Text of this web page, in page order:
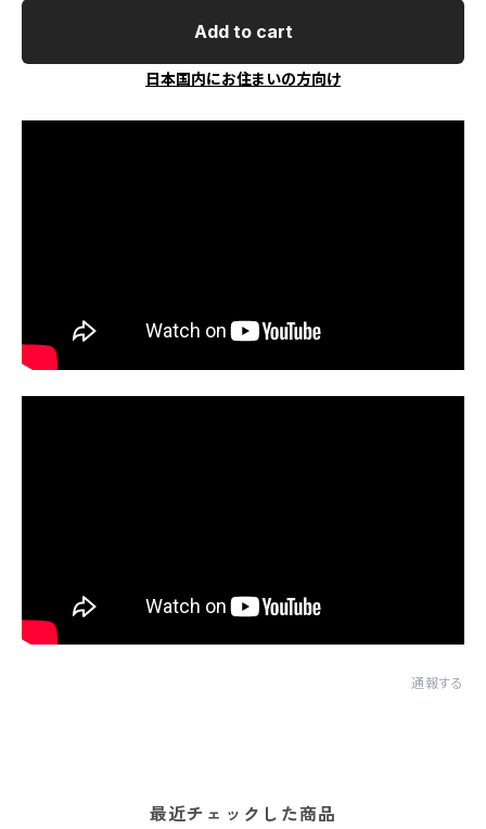
Add to cart
日本国内にお住まいの方向け
通報する
最近チェックした商品